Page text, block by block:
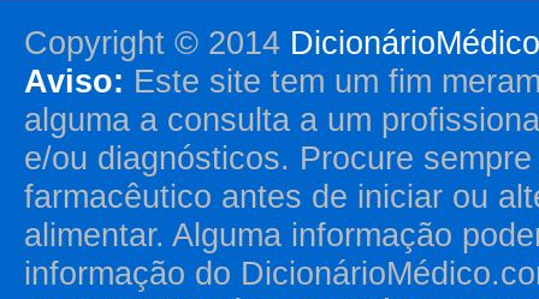
Copyright © 2014
Aviso: Este site tem um fim
alguma a consulta a um
e/ou diagnósticos. Procure
farmacêutico antes de iniciar ou
alimentar. Alguma informação
informação do